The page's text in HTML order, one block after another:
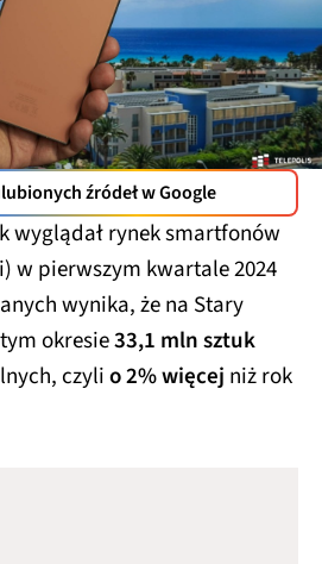
źródeł w Google
wyglądał rynek smartfonów
w pierwszym kwartale 2024
wynika, że na Stary
okresie33,1 mln sztuk
czylio 2% więcej niż rok